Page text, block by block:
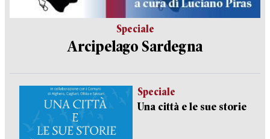
Speciale
Arcipelago Sardegna
Speciale
Una città e le sue storie